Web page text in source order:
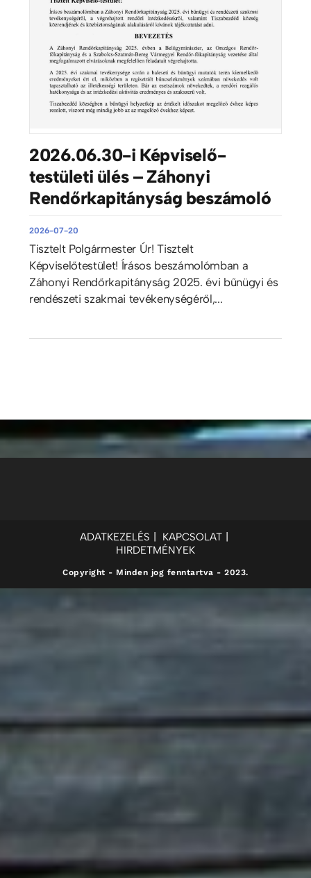
2026.06.30-i Képviselő-
testületi ülés – Záhonyi
Rendőrkapitányság beszámoló
2026-07-20
Tisztelt Polgármester Úr! Tisztelt
Képviselőtestület! Írásos beszámolómban a
Záhonyi Rendőrkapitányság 2025. évi bűnügyi és
rendészeti szakmai tevékenységéről,...
ADATKEZELÉS
KAPCSOLAT
HIRDETMÉNYEK
Copyright - Minden jog fenntartva - 2023.